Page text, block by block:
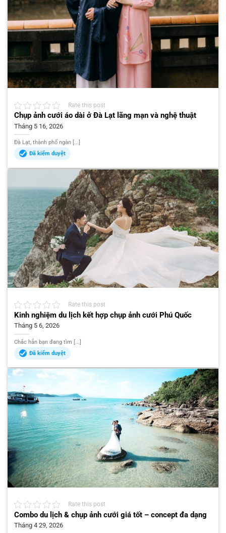
Rate this post
Chụp ảnh cưới áo dài ở Đà Lạt lãng mạn và nghệ thuật
Tháng 5 16, 2026
Đà Lạt, thành phố ngàn [...]
Đã kiểm duyệt
Rate this post
Kinh nghiệm du lịch kết hợp chụp ảnh cưới Phú Quốc
Tháng 5 6, 2026
Chắc hẳn bạn đang tìm [...]
Đã kiểm duyệt
Rate this post
Combo du lịch & chụp ảnh cưới giá tốt – concept đa dạng
Tháng 4 29, 2026